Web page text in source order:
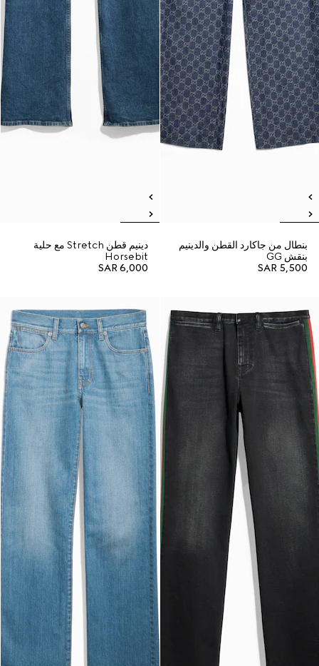
بنطال من جاكارد القطن والدينيم
بنقش GG
SAR 5,500
دينيم قطن Stretch مع حلية
Horsebit
SAR 6,000